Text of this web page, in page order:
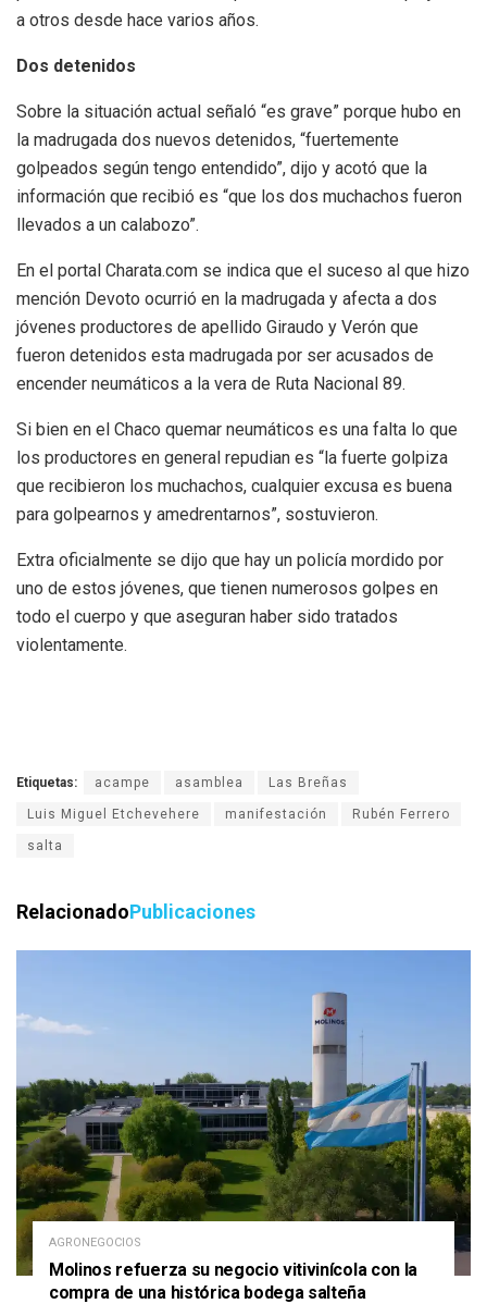
a otros desde hace varios años.
Dos detenidos
Sobre la situación actual señaló “es grave” porque hubo en
la madrugada dos nuevos detenidos, “fuertemente
golpeados según tengo entendido”, dijo y acotó que la
información que recibió es “que los dos muchachos fueron
llevados a un calabozo”.
En el portal Charata.com se indica que el suceso al que hizo
mención Devoto ocurrió en la madrugada y afecta a dos
jóvenes productores de apellido Giraudo y Verón que
fueron detenidos esta madrugada por ser acusados de
encender neumáticos a la vera de Ruta Nacional 89.
Si bien en el Chaco quemar neumáticos es una falta lo que
los productores en general repudian es “la fuerte golpiza
que recibieron los muchachos, cualquier excusa es buena
para golpearnos y amedrentarnos”, sostuvieron.
Extra oficialmente se dijo que hay un policía mordido por
uno de estos jóvenes, que tienen numerosos golpes en
todo el cuerpo y que aseguran haber sido tratados
violentamente.
Etiquetas: acampe asamblea Las Breñas
Luis Miguel Etchevehere manifestación Rubén Ferrero
salta
RelacionadoPublicaciones
AGRONEGOCIOS
Molinos refuerza su negocio vitivinícola con la
compra de una histórica bodega salteña